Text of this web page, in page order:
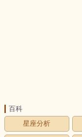
百科
星座分析